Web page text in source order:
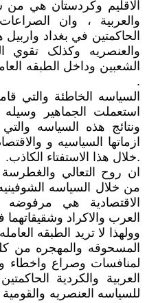
الاقليم وکردستان هي من
والعربية ، وان الصراعات
الحاکمتين في بغداد
والعنصريە وکذلک تقوي
الشعبين وداخل الطبقە
.
السياسە الخاطئة والتي
استعملت الجماهير وسيلە
ونتائج هذە السياسە
ازماتها السياسيە و
.خلال هذا الاستفتاء الکاذب.
ان روح التعالي
من خلال السياسە
الاقتصادية هي مرفوضە
العرب والاکراد وشقيقاتهما
وولهذا لا تريد الطبقە
المسحوقە والمهجرە من
لمنافسات وصراع واخطاء
العربية والکردية
للسياسە العنصريە والقومية